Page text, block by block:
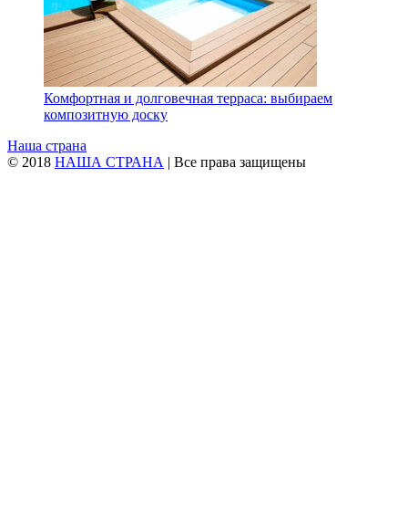
Комфортная и долговечная терраса: выбираем
композитную доску
Наша страна
© 2018 НАША СТРАНА | Все права защищены